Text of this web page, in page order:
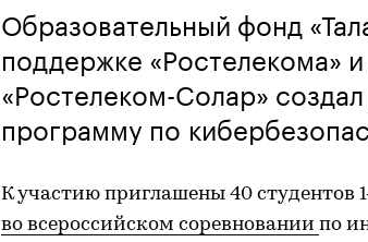
Образовательный фонд
поддержке «Ростелекома»
«Ростелеком-Солар»
программу по
К участию приглашены 40 студентов
во всероссийском соревновании по